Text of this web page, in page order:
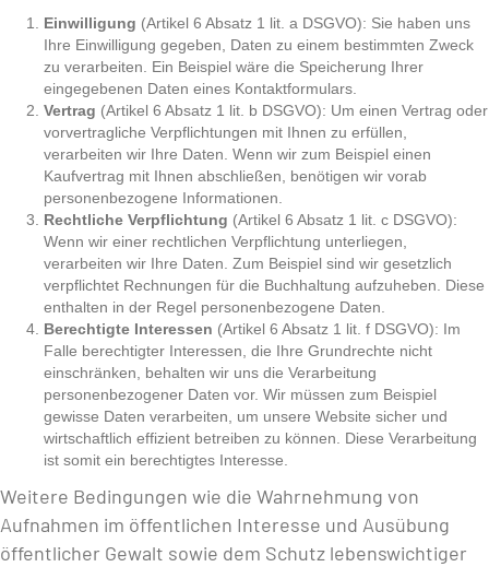
Einwilligung (Artikel 6 Absatz 1 lit. a DSGVO): Sie haben uns
Ihre Einwilligung gegeben, Daten zu einem bestimmten Zweck
zu verarbeiten. Ein Beispiel wäre die Speicherung Ihrer
eingegebenen Daten eines Kontaktformulars.
Vertrag (Artikel 6 Absatz 1 lit. b DSGVO): Um einen Vertrag oder
vorvertragliche Verpflichtungen mit Ihnen zu erfüllen,
verarbeiten wir Ihre Daten. Wenn wir zum Beispiel einen
Kaufvertrag mit Ihnen abschließen, benötigen wir vorab
personenbezogene Informationen.
Rechtliche Verpflichtung (Artikel 6 Absatz 1 lit. c DSGVO):
Wenn wir einer rechtlichen Verpflichtung unterliegen,
verarbeiten wir Ihre Daten. Zum Beispiel sind wir gesetzlich
verpflichtet Rechnungen für die Buchhaltung aufzuheben. Diese
enthalten in der Regel personenbezogene Daten.
Berechtigte Interessen (Artikel 6 Absatz 1 lit. f DSGVO): Im
Falle berechtigter Interessen, die Ihre Grundrechte nicht
einschränken, behalten wir uns die Verarbeitung
personenbezogener Daten vor. Wir müssen zum Beispiel
gewisse Daten verarbeiten, um unsere Website sicher und
wirtschaftlich effizient betreiben zu können. Diese Verarbeitung
ist somit ein berechtigtes Interesse.
Weitere Bedingungen wie die Wahrnehmung von
Aufnahmen im öffentlichen Interesse und Ausübung
öffentlicher Gewalt sowie dem Schutz lebenswichtiger